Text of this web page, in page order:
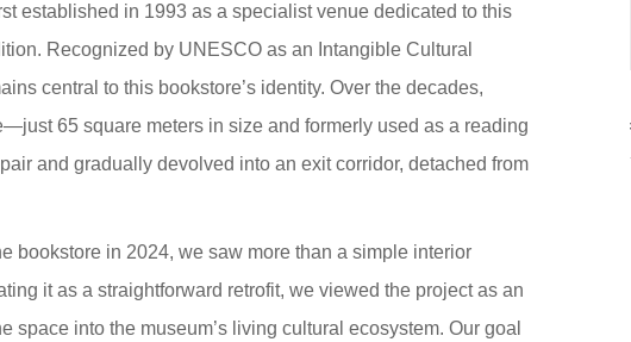
established in 1993 as a specialist venue dedicated to this
Recognized by UNESCO as an Intangible Cultural
central to this bookstore’s identity. Over the decades,
65 square meters in size and formerly used as a reading
and gradually devolved into an exit corridor, detached from
bookstore in 2024, we saw more than a simple interior
it as a straightforward retrofit, we viewed the project as an
space into the museum’s living cultural ecosystem. Our goal